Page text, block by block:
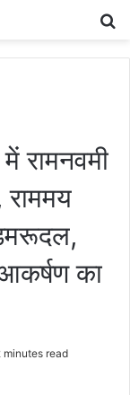
रामनवमी
राममय
का
minutes read